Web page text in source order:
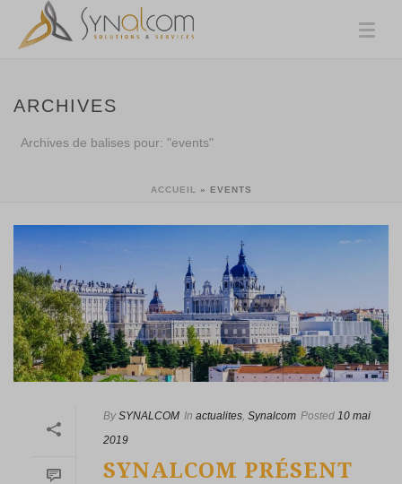
ARCHIVES
Archives de balises pour: "events"
ACCUEIL » EVENTS
By SYNALCOM In actualites, Synalcom Posted 10 mai
2019
SYNALCOM PRÉSENT